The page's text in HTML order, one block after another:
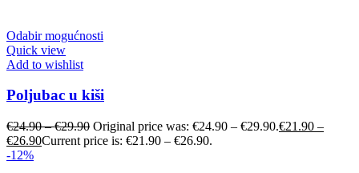
Odabir mogućnosti
Quick view
Add to wishlist
Poljubac u kiši
€24.90–€29.90 Original price was: €24.90 – €29.90.€21.90 –
€26.90Current price is: €21.90 – €26.90.
-12%